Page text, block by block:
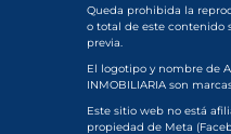
Queda prohibida la
o total de este contenido
previa.
El logotipo y nombre de
INMOBILIARIA son
Este sitio web no está
propiedad de Meta